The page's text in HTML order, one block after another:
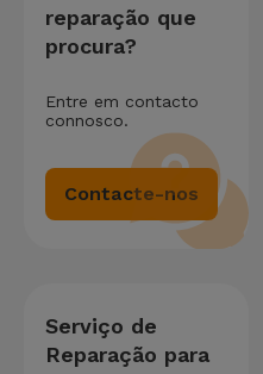
reparação que
procura?
Entre em contacto
connosco.
Contacte-nos
Serviço de
Reparação para